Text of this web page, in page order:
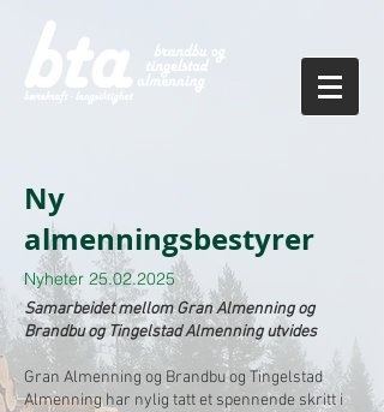
Ny
almenningsbestyrer
Nyheter 25.02.2025
Samarbeidet mellom Gran Almenning og
Brandbu og Tingelstad Almenning utvides
Gran Almenning og Brandbu og Tingelstad
Almenning har nylig tatt et spennende skritt i